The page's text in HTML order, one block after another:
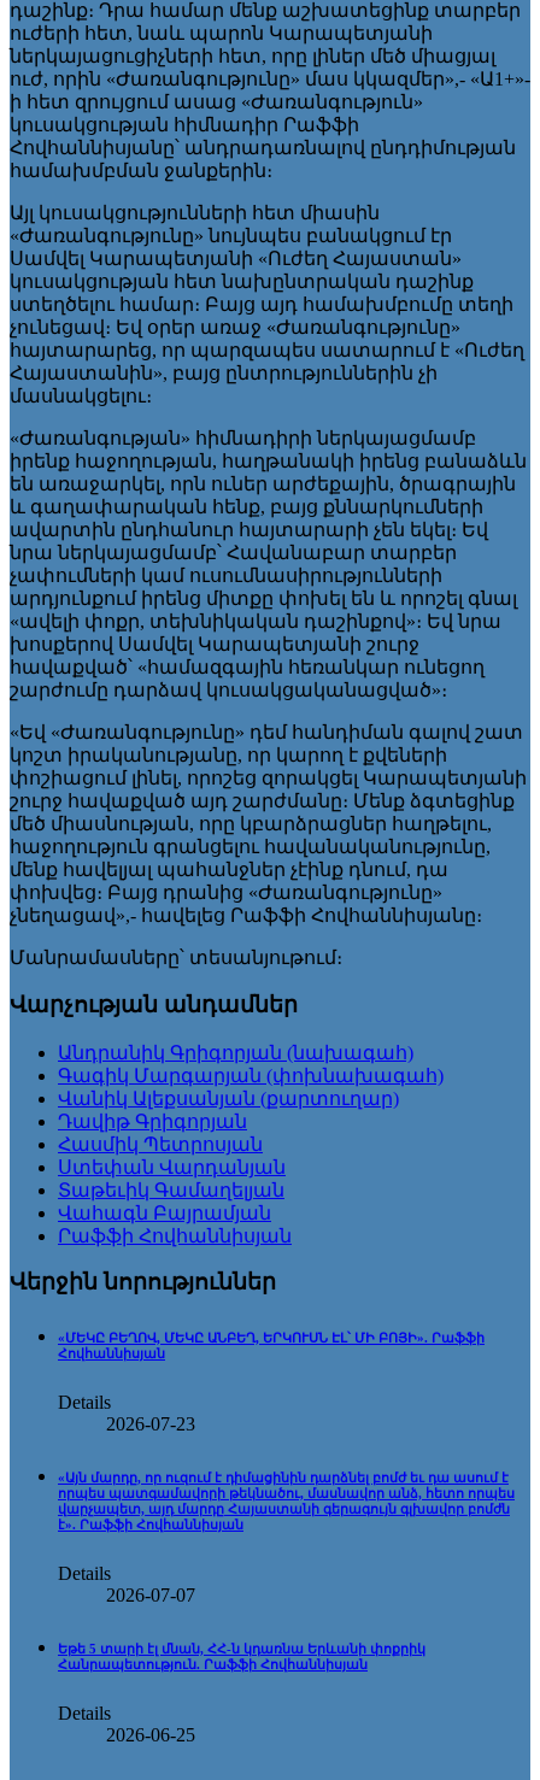
դաշինք։ Դրա համար մենք աշխատեցինք տարբեր
ուժերի հետ, նաև պարոն Կարապետյանի
ներկայացուցիչների հետ, որը լիներ մեծ միացյալ
ուժ, որին «Ժառանգությունը» մաս կկազմեր»,- «Ա1+»-
ի հետ զրույցում ասաց «Ժառանգություն»
կուսակցության հիմնադիր Րաֆֆի
Հովհաննիսյանը՝ անդրադառնալով ընդդիմության
համախմբման ջանքերին։
Այլ կուսակցությունների հետ միասին
«Ժառանգությունը» նույնպես բանակցում էր
Սամվել Կարապետյանի «Ուժեղ Հայաստան»
կուսակցության հետ նախընտրական դաշինք
ստեղծելու համար։ Բայց այդ համախմբումը տեղի
չունեցավ։ Եվ օրեր առաջ «Ժառանգությունը»
հայտարարեց, որ պարզապես սատարում է «Ուժեղ
Հայաստանին», բայց ընտրություններին չի
մասնակցելու։
«Ժառանգության» հիմնադիրի ներկայացմամբ
իրենք հաջողության, հաղթանակի իրենց բանաձևն
են առաջարկել, որն ուներ արժեքային, ծրագրային
և գաղափարական հենք, բայց քննարկումների
ավարտին ընդհանուր հայտարարի չեն եկել։ Եվ
նրա ներկայացմամբ՝ Հավանաբար տարբեր
չափումների կամ ուսումնասիրությունների
արդյունքում իրենց միտքը փոխել են և որոշել գնալ
«ավելի փոքր, տեխնիկական դաշինքով»։ Եվ նրա
խոսքերով Սամվել Կարապետյանի շուրջ
հավաքված՝ «համազգային հեռանկար ունեցող
շարժումը դարձավ կուսակցականացված»։
«Եվ «Ժառանգությունը» դեմ հանդիման գալով շատ
կոշտ իրականությանը, որ կարող է քվեների
փոշիացում լինել, որոշեց զորակցել Կարապետյանի
շուրջ հավաքված այդ շարժմանը։ Մենք ձգտեցինք
մեծ միասնության, որը կբարձրացներ հաղթելու,
հաջողություն գրանցելու հավանականությունը,
մենք հավելյալ պահանջներ չէինք դնում, դա
փոխվեց։ Բայց դրանից «Ժառանգությունը»
չնեղացավ»,- հավելեց Րաֆֆի Հովհաննիսյանը։
Մանրամասները՝ տեսանյութում։
Վարչության անդամներ
Անդրանիկ Գրիգորյան (նախագահ)
Գագիկ Մարգարյան (փոխնախագահ)
Վանիկ Ալեքսանյան (քարտուղար)
Դավիթ Գրիգորյան
Հասմիկ Պետրոսյան
Ստեփան Վարդանյան
Տաթեւիկ Գամաղելյան
Վահագն Բայրամյան
Րաֆֆի Հովհաննիսյան
Վերջին նորություններ
«ՄԵԿԸ ԲԵՂՈՎ, ՄԵԿԸ ԱՆԲԵՂ, ԵՐԿՈՒՍՆ ԷԼ՝ ՄԻ ԲՈՅԻ». Րաֆֆի
Հովհաննիսյան
Details
2026-07-23
«Այն մարդը, որ ուզում է դիմացինին դարձնել բոմժ եւ դա ասում է
որպես պատգամավորի թեկնածու, մասնավոր անձ, հետո որպես
վարչապետ, այդ մարդը Հայաստանի գերագույն գլխավոր բոմժն
է». Րաֆֆի Հովհաննիսյան
Details
2026-07-07
Եթե 5 տարի էլ մնան, ՀՀ-ն կդառնա Երևանի փոքրիկ
Հանրապետություն. Րաֆֆի Հովհաննիսյան
Details
2026-06-25